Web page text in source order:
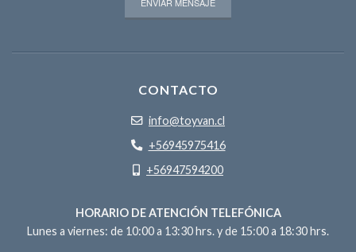
CONTACTO
info@toyvan.cl
+56945975416
+56947594200
HORARIO DE ATENCIÓN TELEFÓNICA
Lunes a viernes: de 10:00 a 13:30 hrs. y de 15:00 a 18:30 hrs.